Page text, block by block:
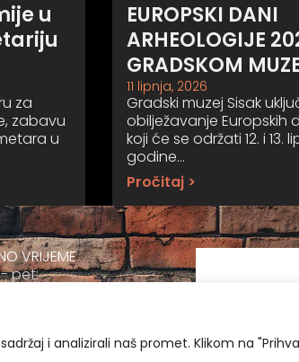
i analizirali naš promet. Klikom na
u
za
zabavu
u
EUROPSKI DANI
ARHEOLOGIJE
GRADSKOM
11 lipnja, 2026
Gradski muzej Sisak
obilježavanje Europskih
koji će se održati 12. i 13.
godine…
Pročitaj >
VRIJEME
pet:
12:00